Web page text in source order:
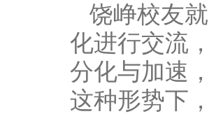
饶峥校友
化进行交流
分化与加速
这种形势下